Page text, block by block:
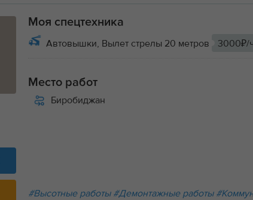
Моя спецтехника
Автовышки, Вылет стрелы 20 метров
3000₽/
Место работ
Биробиджан
#Высотные работы #Демонтажные работы